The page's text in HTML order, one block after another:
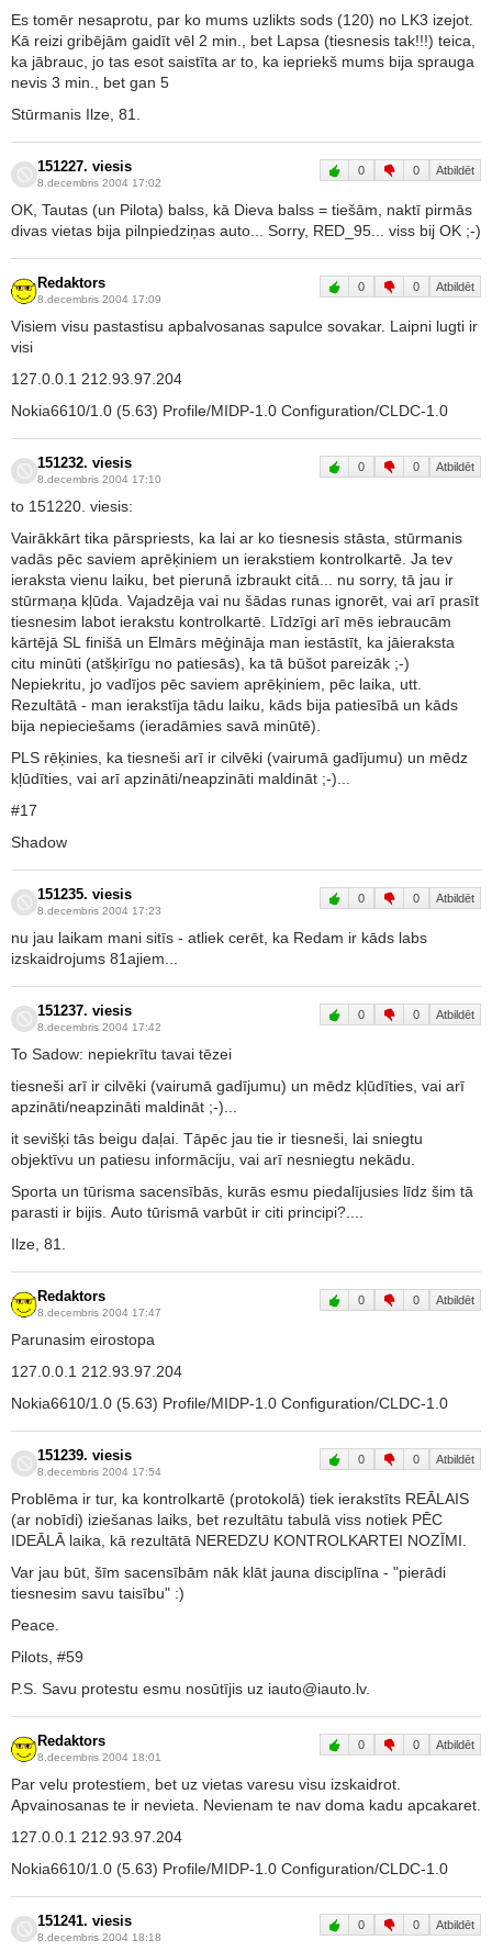
Es tomēr nesaprotu, par ko mums uzlikts sods (120) no LK3 izejot.
Kā reizi gribējām gaidīt vēl 2 min., bet Lapsa (tiesnesis tak!!!) teica,
ka jābrauc, jo tas esot saistīta ar to, ka iepriekš mums bija sprauga
nevis 3 min., bet gan 5
Stūrmanis Ilze, 81.
151227. viesis
8.decembris 2004 17:02
0 0 Atbildēt
OK, Tautas (un Pilota) balss, kā Dieva balss = tiešām, naktī pirmās
divas vietas bija pilnpiedziņas auto... Sorry, RED_95... viss bij OK ;-)
Redaktors
8.decembris 2004 17:09
0 0 Atbildēt
Visiem visu pastastisu apbalvosanas sapulce sovakar. Laipni lugti ir
visi
127.0.0.1 212.93.97.204
Nokia6610/1.0 (5.63) Profile/MIDP-1.0 Configuration/CLDC-1.0
151232. viesis
8.decembris 2004 17:10
0 0 Atbildēt
to 151220. viesis:
Vairākkārt tika pārspriests, ka lai ar ko tiesnesis stāsta, stūrmanis
vadās pēc saviem aprēķiniem un ierakstiem kontrolkartē. Ja tev
ieraksta vienu laiku, bet pierunā izbraukt citā... nu sorry, tā jau ir
stūrmaņa kļūda. Vajadzēja vai nu šādas runas ignorēt, vai arī prasīt
tiesnesim labot ierakstu kontrolkartē. Līdzīgi arī mēs iebraucām
kārtējā SL finišā un Elmārs mēģināja man iestāstīt, ka jāieraksta
citu minūti (atšķirīgu no patiesās), ka tā būšot pareizāk ;-)
Nepiekritu, jo vadījos pēc saviem aprēķiniem, pēc laika, utt.
Rezultātā - man ierakstīja tādu laiku, kāds bija patiesībā un kāds
bija nepieciešams (ieradāmies savā minūtē).
PLS rēķinies, ka tiesneši arī ir cilvēki (vairumā gadījumu) un mēdz
kļūdīties, vai arī apzināti/neapzināti maldināt ;-)...
#17
Shadow
151235. viesis
8.decembris 2004 17:23
0 0 Atbildēt
nu jau laikam mani sitīs - atliek cerēt, ka Redam ir kāds labs
izskaidrojums 81ajiem...
151237. viesis
8.decembris 2004 17:42
0 0 Atbildēt
To Sadow: nepiekrītu tavai tēzei
tiesneši arī ir cilvēki (vairumā gadījumu) un mēdz kļūdīties, vai arī
apzināti/neapzināti maldināt ;-)...
it sevišķi tās beigu daļai. Tāpēc jau tie ir tiesneši, lai sniegtu
objektīvu un patiesu informāciju, vai arī nesniegtu nekādu.
Sporta un tūrisma sacensībās, kurās esmu piedalījusies līdz šim tā
parasti ir bijis. Auto tūrismā varbūt ir citi principi?....
Ilze, 81.
Redaktors
8.decembris 2004 17:47
0 0 Atbildēt
Parunasim eirostopa
127.0.0.1 212.93.97.204
Nokia6610/1.0 (5.63) Profile/MIDP-1.0 Configuration/CLDC-1.0
151239. viesis
8.decembris 2004 17:54
0 0 Atbildēt
Problēma ir tur, ka kontrolkartē (protokolā) tiek ierakstīts REĀLAIS
(ar nobīdi) iziešanas laiks, bet rezultātu tabulā viss notiek PĒC
IDEĀLĀ laika, kā rezultātā NEREDZU KONTROLKARTEI NOZĪMI.
Var jau būt, šīm sacensībām nāk klāt jauna disciplīna - "pierādi
tiesnesim savu taisību" :)
Peace.
Pilots, #59
P.S. Savu protestu esmu nosūtījis uz iauto@iauto.lv.
Redaktors
8.decembris 2004 18:01
0 0 Atbildēt
Par velu protestiem, bet uz vietas varesu visu izskaidrot.
Apvainosanas te ir nevieta. Nevienam te nav doma kadu apcakaret.
127.0.0.1 212.93.97.204
Nokia6610/1.0 (5.63) Profile/MIDP-1.0 Configuration/CLDC-1.0
151241. viesis
8.decembris 2004 18:18
0 0 Atbildēt